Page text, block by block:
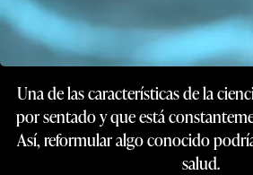
Una de las características de la
por sentado y que está
Así, reformular algo conocido
salud.